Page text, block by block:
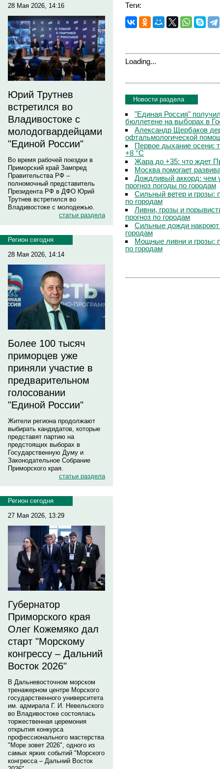
28 Мая 2026, 14:16
Юрий Трутнев
встретился во
Владивостоке с
молодогвардейцами
"Единой России"
Во время рабочей поездки в
Приморский край Зампред
Правительства РФ –
полномочный представитель
Президента РФ в ДФО Юрий
Трутнев встретился во
Владивостоке с молодежью.
статьи раздела
Регион сегодня
28 Мая 2026, 14:14
Более 100 тысяч
приморцев уже
приняли участие в
предварительном
голосовании
"Единой России"
Жители региона продолжают
выбирать кандидатов, которые
представят партию на
предстоящих выборах в
Государственную Думу и
Законодательное Собрание
Приморского края.
статьи раздела
Регион сегодня
27 Мая 2026, 13:29
Губернатор
Приморского края
Олег Кожемяко дал
старт "Морскому
конгрессу – Дальний
Восток 2026"
В Дальневосточном морском
тренажерном центре Морского
государственного университета
им. адмирала Г. И. Невельского
во Владивостоке состоялась
торжественная церемония
открытия конкурса
профессионального мастерства
"Море зовет 2026", одного из
самых ярких событий "Морского
конгресса – Дальний Восток
Теги:
Loading...
Новости раздела
"Единая Россия"
бюллетене на выборах в
Александр Щербаков
офтальмологической
Первое дыхание осени:
+8 °C
Жара до +35: что ждет
Москва помогает
Дождливый аккорд: чем
прогноз погоды по городам
Сильный ветер и грозы:
по городам
Ливни, грозы и
прогноз по городам
Сильные дожди
городам
Мощные ливни и грозы:
по городам